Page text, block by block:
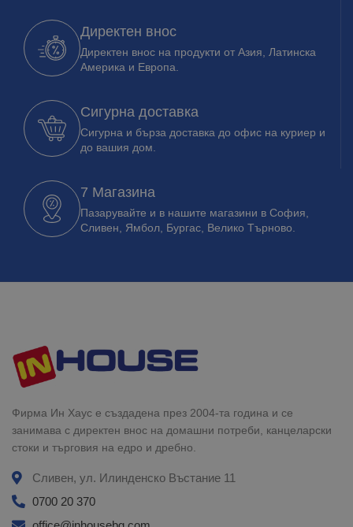
Директен внос
Директен внос на продукти от Азия, Латинска
Америка и Европа.
Сигурна доставка
Сигурна и бърза доставка до офис на куриер и
до вашия дом.
7 Магазина
Пазарувайте и в нашите магазини в София,
Сливен, Ямбол, Бургас, Велико Търново.
Фирма Ин Хаус е създадена през 2004-та година и се
занимава с директен внос на домашни потреби, канцеларски
стоки и търговия на едро и дребно.
Сливен, ул. Илинденско Въстание 11
0700 20 370